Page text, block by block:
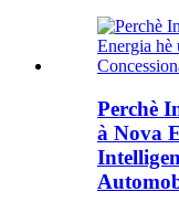
Perchè
à Nova